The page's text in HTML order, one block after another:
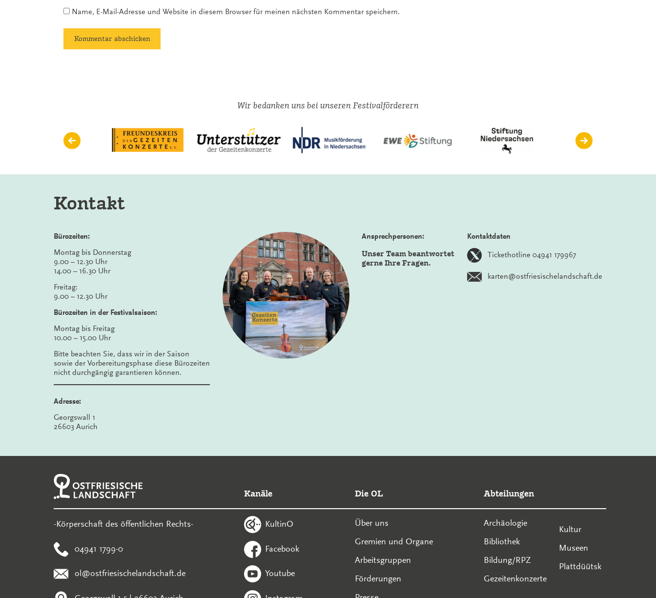
Name, E-Mail-Adresse und Website in diesem Browser für meinen nächsten Kommentar speichern.
Wir bedanken uns bei unseren Festivalförderern
Kontakt
Bürozeiten:
Montag bis Donnerstag
9.00 – 12.30 Uhr
14.00 – 16.30 Uhr
Freitag:
9.00 – 12.30 Uhr
Bürozeiten in der Festivalsaison:
Montag bis Freitag
10.00 – 15.00 Uhr
Bitte beachten Sie, dass wir in der Saison
sowie der Vorbereitungsphase diese Bürozeiten
nicht durchgängig garantieren können.
Adresse:
Georgswall 1
26603 Aurich
Ansprechpersonen:
Unser Team beantwortet
gerne Ihre Fragen.
Kontaktdaten
Tickethotline 04941 179967
karten@ostfriesischelandschaft.de
-Körperschaft des öffentlichen Rechts-
04941 1799-0
ol@ostfriesischelandschaft.de
Kanäle
KultinO
Facebook
Youtube
Die OL
Über uns
Gremien und Organe
Arbeitsgruppen
Förderungen
Abteilungen
Archäologie
Bibliothek
Bildung/RPZ
Gezeitenkonzerte
Kultur
Museen
Plattdüütsk